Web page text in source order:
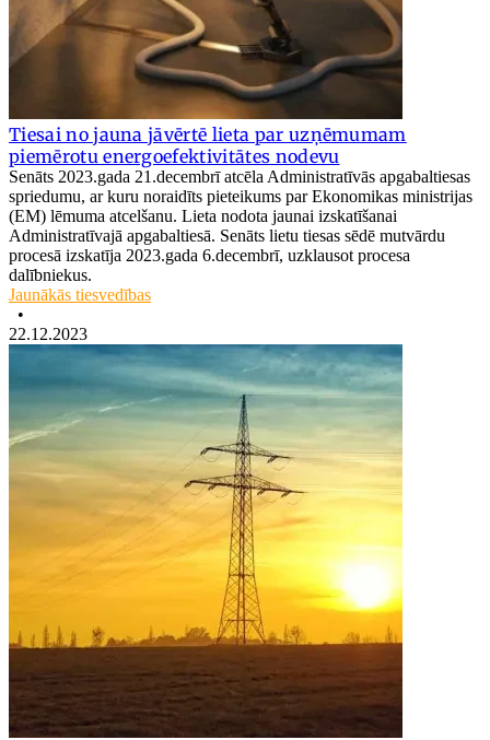
Tiesai no jauna jāvērtē lieta par uzņēmumam
piemērotu energoefektivitātes nodevu
Senāts 2023.gada 21.decembrī atcēla Administratīvās apgabaltiesas
spriedumu, ar kuru noraidīts pieteikums par Ekonomikas ministrijas
(EM) lēmuma atcelšanu. Lieta nodota jaunai izskatīšanai
Administratīvajā apgabaltiesā. Senāts lietu tiesas sēdē mutvārdu
procesā izskatīja 2023.gada 6.decembrī, uzklausot procesa
dalībniekus.
Jaunākās tiesvedības
•
22.12.2023